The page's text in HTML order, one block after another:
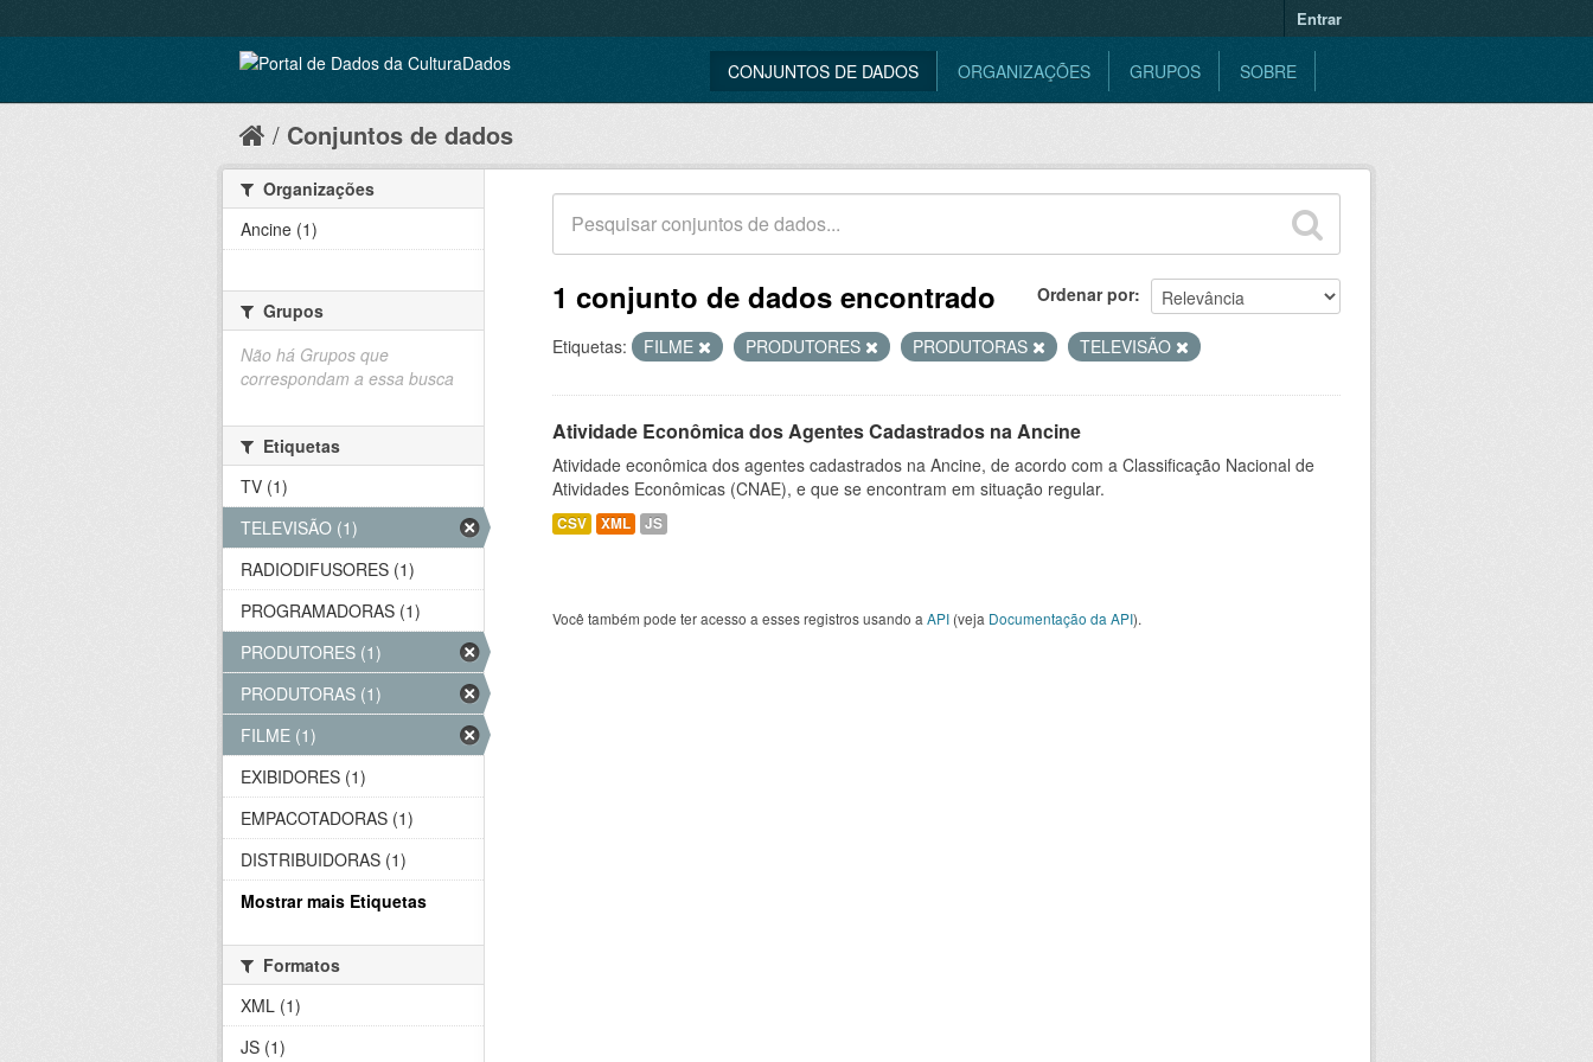
Entrar
CONJUNTOS DE DADOS ORGANIZAÇÕES GRUPOS SOBRE
Conjuntos de dados
Ordenar por
1 conjunto de dados encontrado
Etiquetas: FILME PRODUTORES PRODUTORAS TELEVISÃO
Atividade Econômica dos Agentes Cadastrados na Ancine
Atividade econômica dos agentes cadastrados na Ancine, de acordo com a Classificação Nacional de
Atividades Econômicas (CNAE), e que se encontram em situação regular.
CSV XML JS
Você também pode ter acesso a esses registros usando a API (veja Documentação da API).
Organizações
Ancine (1)
Grupos
Não há Grupos que
correspondam a essa busca
Etiquetas
TV (1)
TELEVISÃO (1)
RADIODIFUSORES (1)
PROGRAMADORAS (1)
PRODUTORES (1)
PRODUTORAS (1)
FILME (1)
EXIBIDORES (1)
EMPACOTADORAS (1)
DISTRIBUIDORAS (1)
Mostrar mais Etiquetas
Formatos
XML (1)
JS (1)